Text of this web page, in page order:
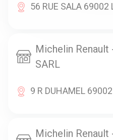
56 RUE SALA 69002
Michelin Renault
SARL
9 R DUHAMEL
Michelin Renault